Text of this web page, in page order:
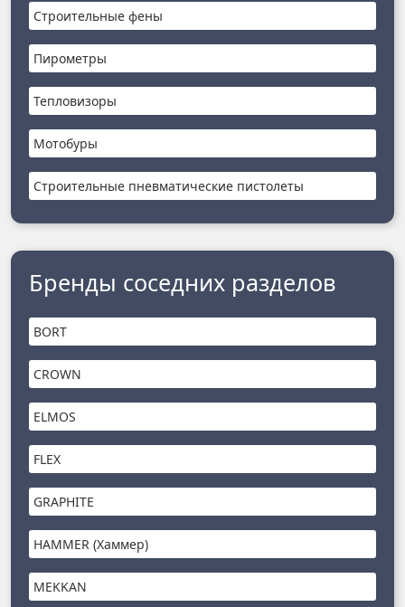
Строительные фены
Пирометры
Тепловизоры
Мотобуры
Строительные пневматические пистолеты
Бренды соседних разделов
BORT
CROWN
ELMOS
FLEX
GRAPHITE
HAMMER (Хаммер)
MEKKAN